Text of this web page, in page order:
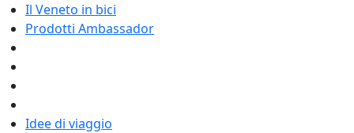
Il Veneto in bici
Prodotti Ambassador
Idee di viaggio